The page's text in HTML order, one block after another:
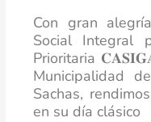
Con gran
Social Integral
Prioritaria
Municipalidad
Sachas,
en su día clásico